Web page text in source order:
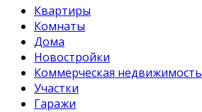
Квартиры
Комнаты
Дома
Новостройки
Коммерческая недвижимость
Участки
Гаражи